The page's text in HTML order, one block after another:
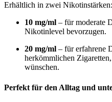
Erhältlich in zwei Nikotinstärken:
10 mg/ml – für moderate
Nikotinlevel bevorzugen.
20 mg/ml – für erfahrene
herkömmlichen
wünschen.
Perfekt für den Alltag und